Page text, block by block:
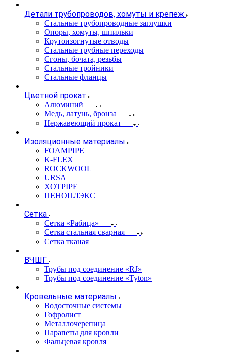
Детали трубопроводов, хомуты и крепеж
Стальные трубопроводные заглушки
Опоры, хомуты, шпильки
Крутоизогнутые отводы
Стальные трубные переходы
Сгоны, бочата, резьбы
Стальные тройники
Стальные фланцы
Цветной прокат
Алюминий
Медь, латунь, бронза
Нержавеющий прокат
Изоляционные материалы
FOAMPIPE
K-FLEX
ROCKWOOL
URSA
XOTPIPE
ПЕНОПЛЭКС
Сетка
Сетка «Рабица»
Сетка стальная сварная
Сетка тканая
ВЧШГ
Трубы под соединение «RJ»
Трубы под соединение «Tyton»
Кровельные материалы
Водосточные системы
Гофролист
Металлочерепица
Парапеты для кровли
Фальцевая кровля